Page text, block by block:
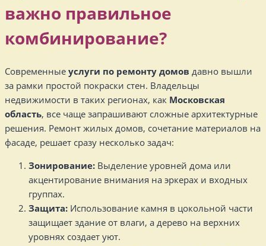
важно правильное
комбинирование?
Современные услуги по ремонту домов давно вышли
за рамки простой покраски стен. Владельцы
недвижимости в таких регионах, как Московская
область, все чаще запрашивают сложные архитектурные
решения. Ремонт жилых домов, сочетание материалов на
фасаде, решает сразу несколько задач:
Зонирование: Выделение уровней дома или
акцентирование внимания на эркерах и входных
группах.
Защита: Использование камня в цокольной части
защищает здание от влаги, а дерево на верхних
уровнях создает уют.